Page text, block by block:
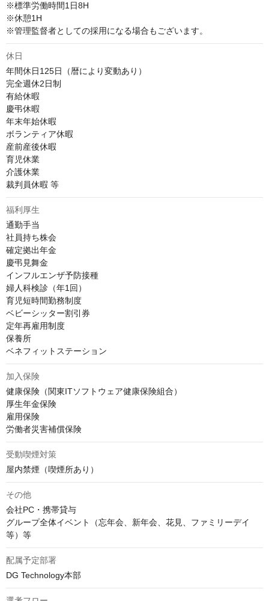
※標準労働時間1日8H
※休憩1H
※管理監督者としての採用になる場合もございます。
休日
年間休日125日（暦により変動あり）
完全週休2日制
有給休暇
慶弔休暇
年末年始休暇
ボランティア休暇
産前産後休暇
育児休業
介護休業
裁判員休暇 等
福利厚生
通勤手当
社員持ち株会
確定拠出年金
慶弔見舞金
インフルエンザ予防接種
婦人科検診（年1回）
育児短時間勤務制度
ベビーシッター割引券
定年再雇用制度
保養所
ベネフィットステーション
加入保険
健康保険（関東ITソフトウェア健康保険組合）
厚生年金保険
雇用保険
労働者災害補償保険
受動喫煙対策
屋内禁煙（喫煙所あり）
その他
会社PC・携帯貸与
グループ全体イベント（忘年会、新年会、花見、ファミリーデイ
等）等
配属予定部署
DG Technology本部